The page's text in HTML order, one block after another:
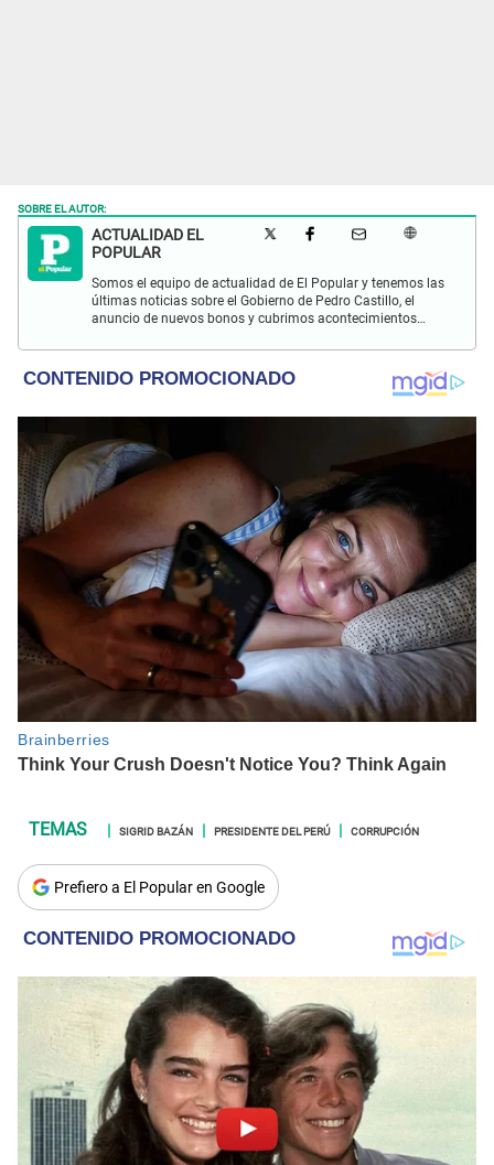
SOBRE EL AUTOR:
ACTUALIDAD EL
POPULAR
Somos el equipo de actualidad de El Popular y tenemos las
últimas noticias sobre el Gobierno de Pedro Castillo, el
anuncio de nuevos bonos y cubrimos acontecimientos
SIGRID BAZÁN PRESIDENTE DEL PERÚ CORRUPCIÓN
Prefiero a El Popular en Google